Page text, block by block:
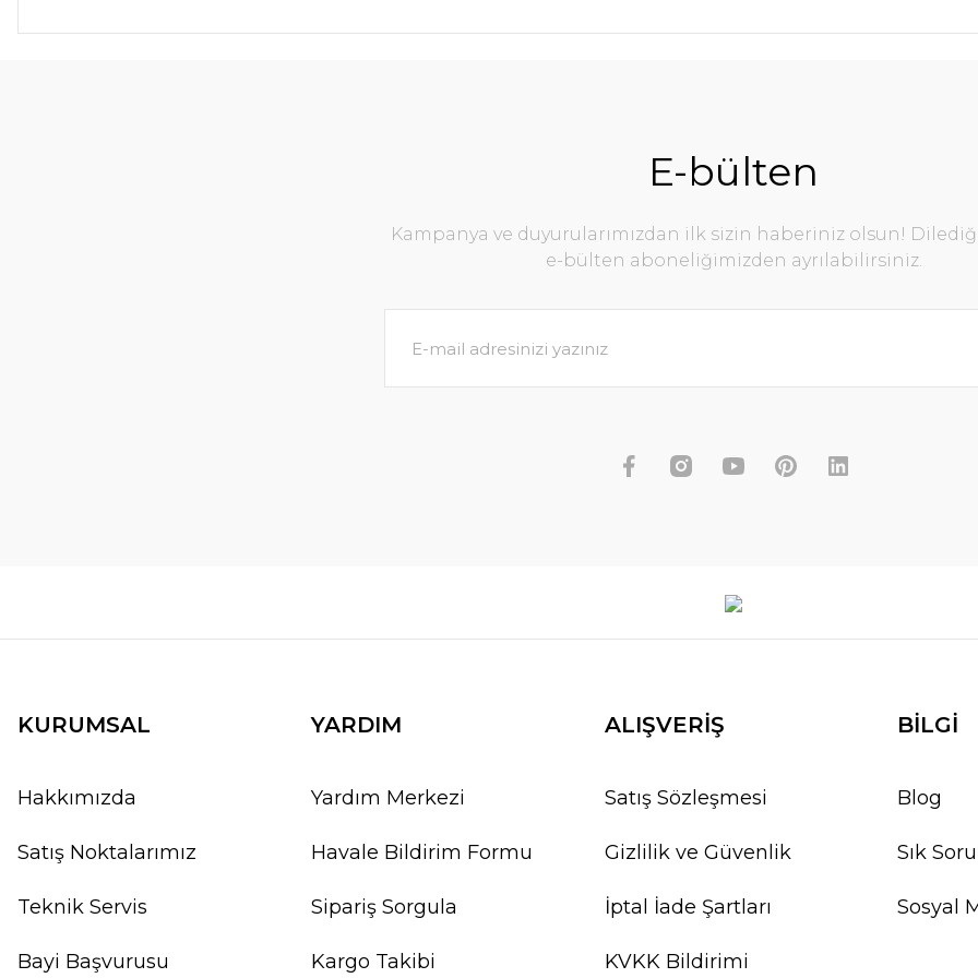
E-bülten
Kampanya ve duyurularımızdan ilk sizin haberiniz olsun!
e-bülten aboneliğimizden ayrılabilirsiniz.
KURUMSAL
Hakkımızda
Satış Noktalarımız
Teknik Servis
Bayi Başvurusu
YARDIM
Yardım Merkezi
Havale Bildirim Formu
Sipariş Sorgula
Kargo Takibi
ALIŞVERİŞ
Satış Sözleşmesi
Gizlilik ve Güvenlik
İptal İade Şartları
KVKK Bildirimi
BİLGİ
Blog
Sık
Sosyal